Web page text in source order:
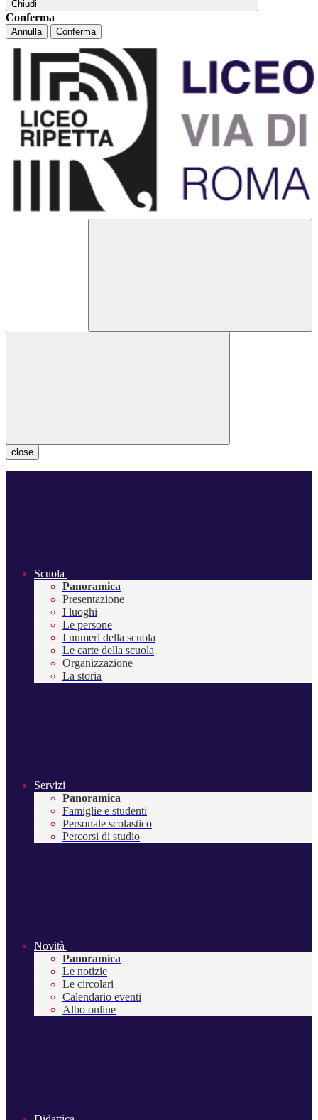
Chiudi
Conferma
Annulla Conferma
close
Scuola
Panoramica
Presentazione
I luoghi
Le persone
I numeri della scuola
Le carte della scuola
Organizzazione
La storia
Servizi
Panoramica
Famiglie e studenti
Personale scolastico
Percorsi di studio
Novità
Panoramica
Le notizie
Le circolari
Calendario eventi
Albo online